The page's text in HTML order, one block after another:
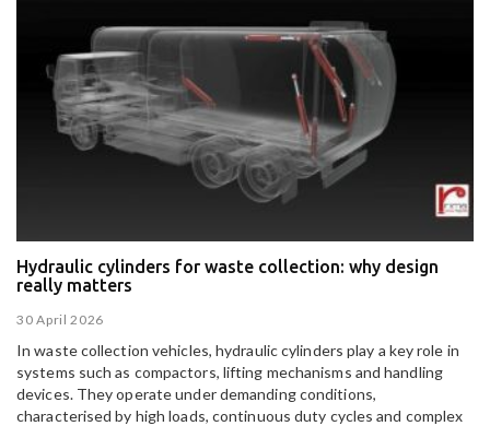
Hydraulic cylinders for waste collection: why design
really matters
30 April 2026
In waste collection vehicles, hydraulic cylinders play a key role in
systems such as compactors, lifting mechanisms and handling
devices. They operate under demanding conditions,
characterised by high loads, continuous duty cycles and complex